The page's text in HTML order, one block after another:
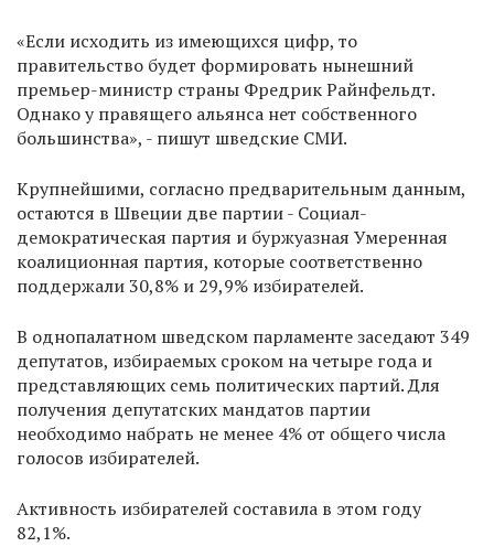
«Если исходить из имеющихся цифр, то
правительство будет формировать нынешний
премьер-министр страны Фредрик Райнфельдт.
Однако у правящего альянса нет собственного
большинства», - пишут шведские СМИ.
Крупнейшими, согласно предварительным данным,
остаются в Швеции две партии - Социал-
демократическая партия и буржуазная Умеренная
коалиционная партия, которые соответственно
поддержали 30,8% и 29,9% избирателей.
В однопалатном шведском парламенте заседают 349
депутатов, избираемых сроком на четыре года и
представляющих семь политических партий. Для
получения депутатских мандатов партии
необходимо набрать не менее 4% от общего числа
голосов избирателей.
Активность избирателей составила в этом году
82,1%.